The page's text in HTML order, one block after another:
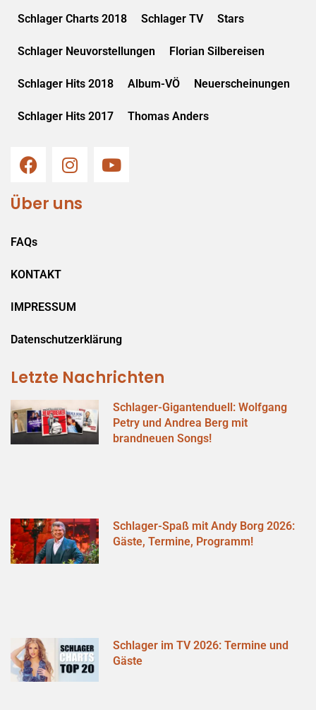
Schlager Charts 2018 Schlager TV Stars
Schlager Neuvorstellungen Florian Silbereisen
Schlager Hits 2018 Album-VÖ Neuerscheinungen
Schlager Hits 2017 Thomas Anders
Über uns
FAQs
KONTAKT
IMPRESSUM
Datenschutzerklärung
Letzte Nachrichten
Schlager-Gigantenduell: Wolfgang
Petry und Andrea Berg mit
brandneuen Songs!
Schlager-Spaß mit Andy Borg 2026:
Gäste, Termine, Programm!
Schlager im TV 2026: Termine und
Gäste